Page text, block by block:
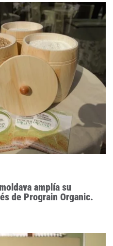
amplía su
de Prograin Organic.